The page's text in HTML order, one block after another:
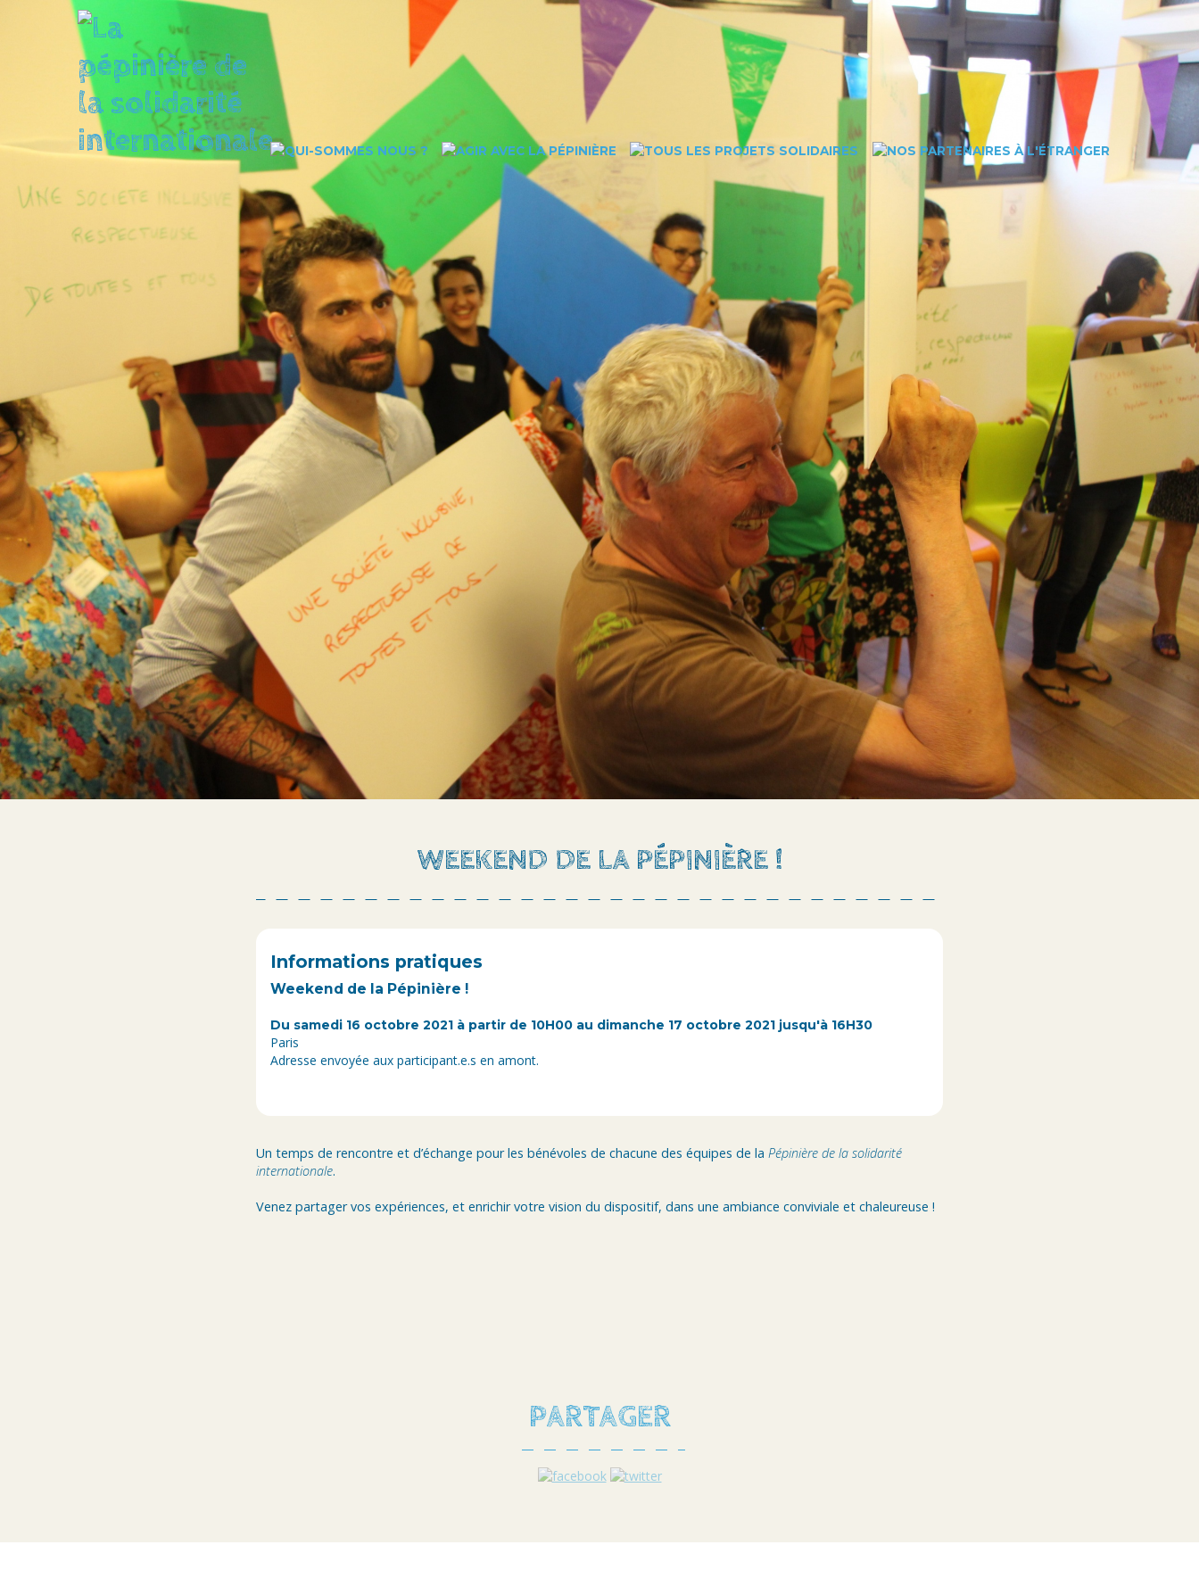
WEEKEND DE LA PÉPINIÈRE !
Informations pratiques
Weekend de la Pépinière !
Du samedi 16 octobre 2021 à partir de 10H00 au dimanche 17 octobre 2021 jusqu'à 16H30
Paris
Adresse envoyée aux participant.e.s en amont.
Un temps de rencontre et d’échange pour les bénévoles de chacune des équipes de la Pépinière de la solidarité
internationale.
Venez partager vos expériences, et enrichir votre vision du dispositif, dans une ambiance conviviale et chaleureuse !
PARTAGER